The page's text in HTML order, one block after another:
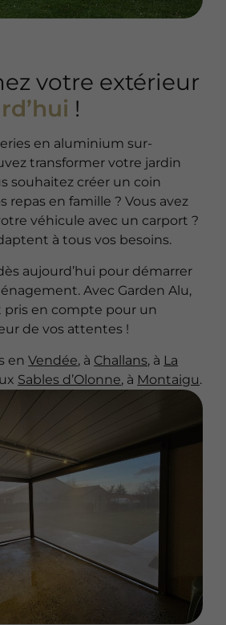
votre extérieur
!
en aluminium sur-
transformer votre jardin
souhaitez créer un coin
repas en famille ? Vous avez
véhicule avec un carport ?
à tous vos besoins.
aujourd’hui pour démarrer
Avec Garden Alu,
pris en compte pour un
de vos attentes !
enVendée, à Challans, à La
Sables d’Olonne, à Montaigu.